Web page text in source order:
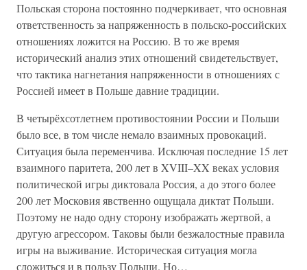
Польская сторона постоянно подчеркивает, что основная
ответственность за напряженность в польско-российских
отношениях ложится на Россию. В то же время
исторический анализ этих отношений свидетельствует,
что тактика нагнетания напряженности в отношениях с
Россией имеет в Польше давние традиции.
В четырёхсотлетнем противостоянии России и Польши
было все, в том числе немало взаимных провокаций.
Ситуация была переменчива. Исключая последние 15 лет
взаимного паритета, 200 лет в XVIII–XX веках условия
политической игры диктовала Россия, а до этого более
200 лет Московия явственно ощущала диктат Польши.
Поэтому не надо одну сторону изображать жертвой, а
другую агрессором. Таковы были безжалостные правила
игры на выживание. Историческая ситуация могла
сложиться и в пользу Польши. Но…